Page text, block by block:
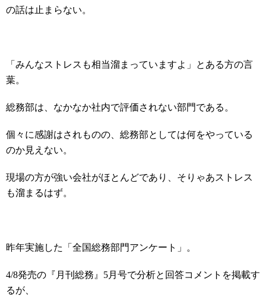
の話は止まらない。
「みんなストレスも相当溜まっていますよ」とある方の言
葉。
総務部は、なかなか社内で評価されない部門である。
個々に感謝はされものの、総務部としては何をやっている
のか見えない。
現場の方が強い会社がほとんどであり、そりゃあストレス
も溜まるはず。
昨年実施した「全国総務部門アンケート」。
4/8発売の『月刊総務』 5月号で分析と回答コメントを掲載す
るが、